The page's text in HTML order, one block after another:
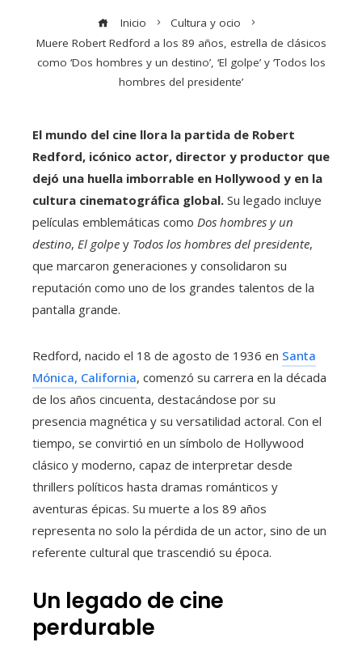
Inicio
Cultura y ocio
Muere Robert Redford a los 89 años, estrella de clásicos
como ‘Dos hombres y un destino’, ‘El golpe’ y ‘Todos los
hombres del presidente’
El mundo del cine llora la partida de Robert
Redford, icónico actor, director y productor que
dejó una huella imborrable en Hollywood y en la
cultura cinematográfica global. Su legado incluye
películas emblemáticas como Dos hombres y un
destino, El golpe y Todos los hombres del presidente,
que marcaron generaciones y consolidaron su
reputación como uno de los grandes talentos de la
pantalla grande.
Redford, nacido el 18 de agosto de 1936 en Santa
Mónica, California, comenzó su carrera en la década
de los años cincuenta, destacándose por su
presencia magnética y su versatilidad actoral. Con el
tiempo, se convirtió en un símbolo de Hollywood
clásico y moderno, capaz de interpretar desde
thrillers políticos hasta dramas románticos y
aventuras épicas. Su muerte a los 89 años
representa no solo la pérdida de un actor, sino de un
referente cultural que trascendió su época.
Un legado de cine
perdurable